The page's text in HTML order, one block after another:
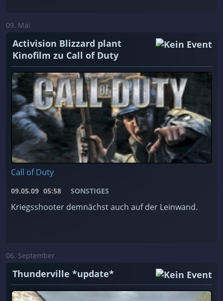
09. Mai
Activision Blizzard plant
Kinofilm zu Call of Duty
Call of Duty
09.05.09 05:58 SONSTIGES
Kriegsshooter demnächst auch auf der Leinwand.
06. September
Thunderville *update*